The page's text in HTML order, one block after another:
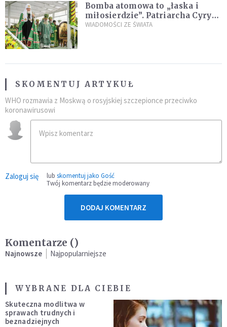
Bomba atomowa to „łaska i
miłosierdzie”. Patriarcha Cyryl
wychwala Putina
WIADOMOŚCI ZE ŚWIATA
SKOMENTUJ ARTYKUŁ
WHO rozmawia z Moskwą o rosyjskiej szczepionce przeciwko
koronawirusowi
Zaloguj się lub skomentuj jako Gość
Twój komentarz będzie moderowany
DODAJ KOMENTARZ
Komentarze ()
Najnowsze Najpopularniejsze
WYBRANE DLA CIEBIE
Skuteczna modlitwa w
sprawach trudnych i
beznadziejnych